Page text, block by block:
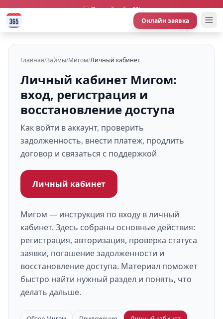
🎁 Первый займ 0%
Онлайн заявка
Главная/Займы/Мигом/Личный кабинет
Личный кабинет Мигом:
вход, регистрация и
восстановление доступа
Как войти в аккаунт, проверить
задолженность, внести платеж, продлить
договор и связаться с поддержкой
Личный кабинет
Мигом — инструкция по входу в личный
кабинет. Здесь собраны основные действия:
регистрация, авторизация, проверка статуса
заявки, погашение задолженности и
восстановление доступа. Материал поможет
быстро найти нужный раздел и понять, что
делать дальше.